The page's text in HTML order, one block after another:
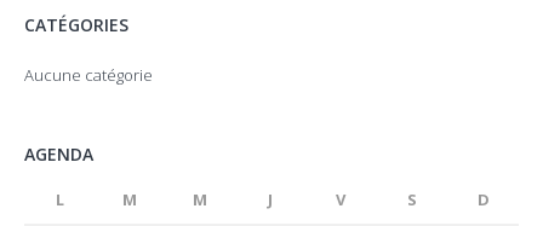
CATÉGORIES
Aucune catégorie
AGENDA
L M M J V S D